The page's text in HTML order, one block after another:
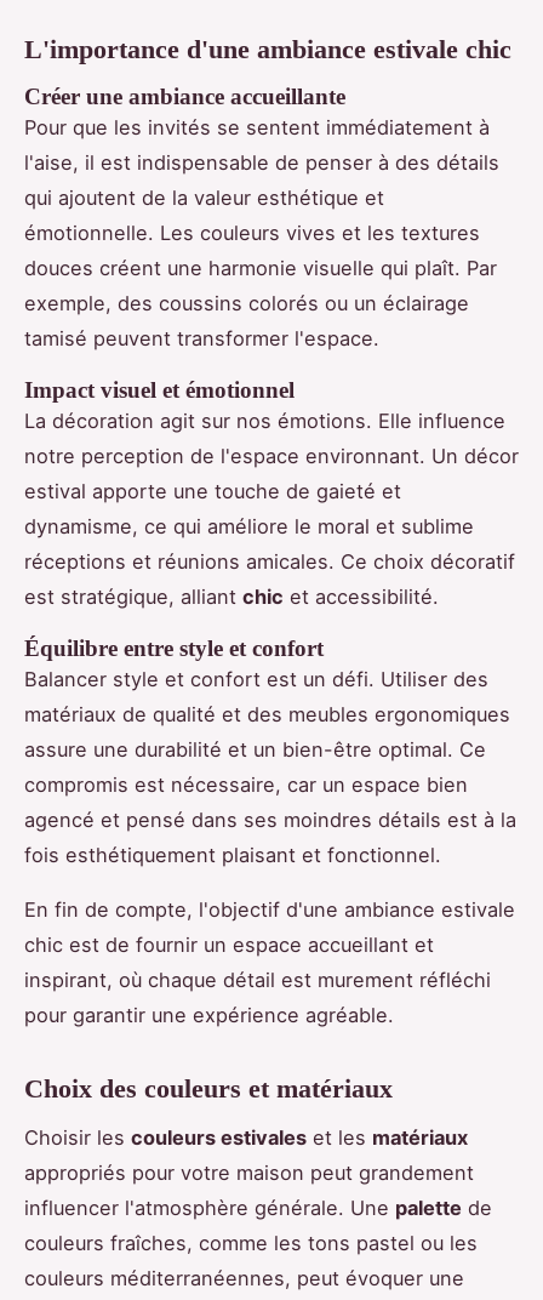
L'importance d'une ambiance estivale chic
Créer une ambiance accueillante
Pour que les invités se sentent immédiatement à
l'aise, il est indispensable de penser à des détails
qui ajoutent de la valeur esthétique et
émotionnelle. Les couleurs vives et les textures
douces créent une harmonie visuelle qui plaît. Par
exemple, des coussins colorés ou un éclairage
tamisé peuvent transformer l'espace.
Impact visuel et émotionnel
La décoration agit sur nos émotions. Elle influence
notre perception de l'espace environnant. Un décor
estival apporte une touche de gaieté et
dynamisme, ce qui améliore le moral et sublime
réceptions et réunions amicales. Ce choix décoratif
est stratégique, alliant chic et accessibilité.
Équilibre entre style et confort
Balancer style et confort est un défi. Utiliser des
matériaux de qualité et des meubles ergonomiques
assure une durabilité et un bien-être optimal. Ce
compromis est nécessaire, car un espace bien
agencé et pensé dans ses moindres détails est à la
fois esthétiquement plaisant et fonctionnel.
En fin de compte, l'objectif d'une ambiance estivale
chic est de fournir un espace accueillant et
inspirant, où chaque détail est murement réfléchi
pour garantir une expérience agréable.
Choix des couleurs et matériaux
Choisir les couleurs estivales et les matériaux
appropriés pour votre maison peut grandement
influencer l'atmosphère générale. Une palette de
couleurs fraîches, comme les tons pastel ou les
couleurs méditerranéennes, peut évoquer une